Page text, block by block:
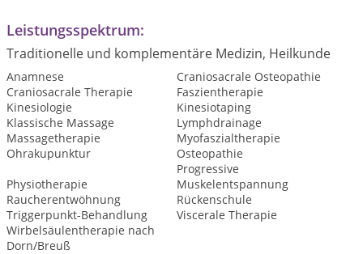
Leistungsspektrum:
Traditionelle und komplementäre Medizin, Heilkunde
Anamnese
Craniosacrale Osteopathie
Craniosacrale Therapie
Faszientherapie
Kinesiologie
Kinesiotaping
Klassische Massage
Lymphdrainage
Massagetherapie
Myofaszialtherapie
Ohrakupunktur
Osteopathie
Physiotherapie
Progressive
Muskelentspannung
Raucherentwöhnung
Rückenschule
Triggerpunkt-Behandlung
Viscerale Therapie
Wirbelsäulentherapie nach
Dorn/Breuß